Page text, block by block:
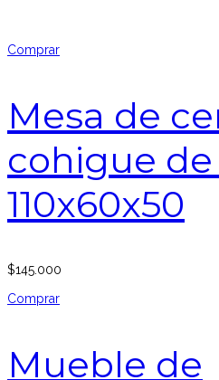
Comprar
Mesa de
cohigue
110x60x50
$145.000
Comprar
Mueble de